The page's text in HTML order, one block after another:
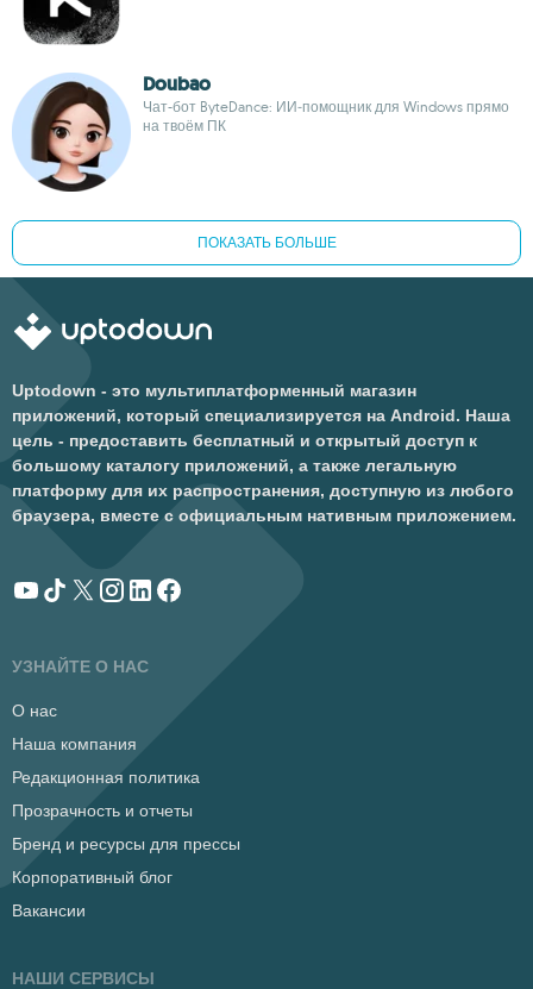
Doubao
Чат-бот ByteDance: ИИ‑помощник для Windows прямо
на твоём ПК
ПОКАЗАТЬ БОЛЬШЕ
Uptodown - это мультиплатформенный магазин
приложений, который специализируется на Android. Наша
цель - предоставить бесплатный и открытый доступ к
большому каталогу приложений, а также легальную
платформу для их распространения, доступную из любого
браузера, вместе с официальным нативным приложением.
УЗНАЙТЕ О НАС
О нас
Наша компания
Редакционная политика
Прозрачность и отчеты
Бренд и ресурсы для прессы
Корпоративный блог
Вакансии
НАШИ СЕРВИСЫ